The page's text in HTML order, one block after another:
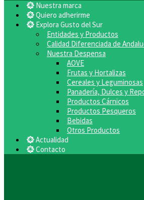
Nuestra marca
Quiero adherirme
Explora Gusto del Sur
Entidades y Productos
Calidad Diferenciada de
Nuestra Despensa
AOVE
Frutas y Hortalizas
Cereales y Leguminosas
Panadería, Dulces y
Productos Cárnicos
Productos Pesqueros
Bebidas
Otros Productos
Actualidad
Contacto